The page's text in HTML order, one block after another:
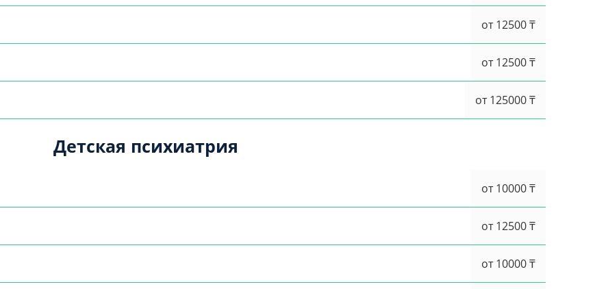
от 12500 ₸
от 12500 ₸
от 125000 ₸
Детская психиатрия
от 10000 ₸
от 12500 ₸
от 10000 ₸